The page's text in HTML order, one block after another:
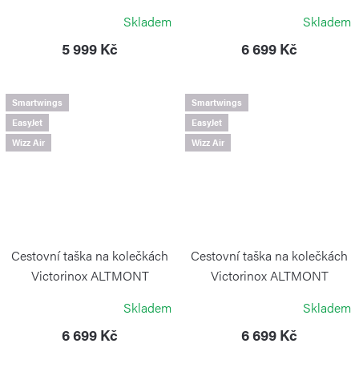
Skladem
5 999 Kč
Skladem
6 699 Kč
Smartwings
EasyJet
Wizz Air
Cestovní taška na kolečkách
Victorinox ALTMONT
Skladem
6 699 Kč
Smartwings
EasyJet
Wizz Air
Cestovní taška na kolečkách
Victorinox ALTMONT
Skladem
6 699 Kč